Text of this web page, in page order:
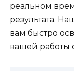
реальном
результата.
вам быстро
вашей работы